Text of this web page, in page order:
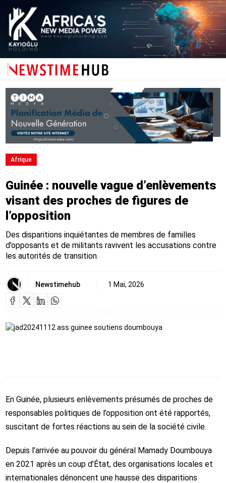
Afrique
Guinée : nouvelle vague d’enlèvements
visant des proches de figures de
l’opposition
Des disparitions inquiétantes de membres de familles
d’opposants et de militants ravivent les accusations contre
les autorités de transition.
Newstimehub 1 Mai, 2026
En Guinée, plusieurs enlèvements présumés de proches de
responsables politiques de l’opposition ont été rapportés,
suscitant de fortes réactions au sein de la société civile.
Depuis l’arrivée au pouvoir du général Mamady Doumbouya
en 2021 après un coup d’État, des organisations locales et
internationales dénoncent une hausse des disparitions